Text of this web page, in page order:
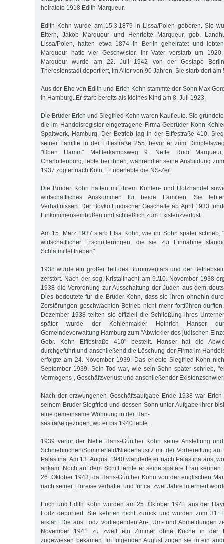
heiratete 1918 Edith Marqueur.
Edith Kohn wurde am 15.3.1879 in Lissa/Polen geboren. Sie
Eltern, Jakob Marqueur und Henriette Marqueur, geb.
Lissa/Polen, hatten etwa 1874 in Berlin geheiratet und
Marqueur hatte vier Geschwister. Ihr Vater verstarb um
Marqueur wurde am 22. Juli 1942 von der Gestapo
Theresienstadt deportiert, im Alter von 90 Jahren. Sie starb dort am
Aus der Ehe von Edith und Erich Kohn stammte der Sohn Max
in Hamburg. Er starb bereits als kleines Kind am 8. Juli 1923.
Die Brüder Erich und Siegfried Kohn waren Kaufleute. Sie
die im Handelsregister eingetragene Firma Gebrüder Kohn
Spaltwerk, Hamburg. Der Betrieb lag in der Eiffestraße 410.
seiner Familie in der Eiffestraße 255, bevor er zum
"Oben Hamm" Mettlerkampsweg 9. Neffe Rudi
Charlottenburg, lebte bei ihnen, während er seine Ausbildung
1937 zog er nach Köln. Er überlebte die NS-Zeit.
Die Brüder Kohn hatten mit ihrem Kohlen- und Holzhandel
wirtschaftliches Auskommen für beide Familien. Sie
Verhältnissen. Der Boykott jüdischer Geschäfte ab April 1933
Einkommenseinbußen und schließlich zum Existenzverlust.
Am 15. März 1937 starb Elsa Kohn, wie ihr Sohn später schrieb,
wirtschaftlicher Erschütterungen, die sie zur Einnahme
Schlafmittel trieben".
1938 wurde ein großer Teil des Büroinventars und der
zerstört. Nach der sog. Kristallnacht am 9./10. November 1938
1938 die Verordnung zur Ausschaltung der Juden aus dem
Dies bedeutete für die Brüder Kohn, dass sie ihren ohnehin
Zerstörungen geschwächten Betrieb nicht mehr fortführen
Dezember 1938 teilten sie offiziell die Schließung ihres
später wurde der Kohlenmakler Heinrich Hanser
Gemeindeverwaltung Hamburg zum "Abwickler des jüdischen
Gebr. Kohn Eiffestraße 410" bestellt. Hanser hat die
durchgeführt und anschließend die Löschung der Firma im
erfolgte am 24. November 1939. Das erlebte Siegfried Kohn
September 1939. Sein Tod war, wie sein Sohn später schrieb,
Vermögens-, Geschäftsverlust und anschließender
Nach der erzwungenen Geschäftsaufgabe Ende 1938 war
seinem Bruder Siegfried und dessen Sohn unter Aufgabe ihrer
eine gemeinsame Wohnung in der Han-
sastraße gezogen, wo er bis 1940 lebte.
1939 verlor der Neffe Hans-Günther Kohn seine Anstellung
Schniebinchen/Sommerfeld/Niederlausitz mit der Vorbereitung
Palästina. Am 13. August 1940 wanderte er nach Palästina aus,
ankam. Noch auf dem Schiff lernte er seine spätere Frau
26. Oktober 1943, da Hans-Günther Kohn von der englischen
nach seiner Einreise verhaftet und für ca. zwei Jahre interniert
Erich und Edith Kohn wurden am 25. Oktober 1941 aus der
Lodz deportiert. Sie kehrten nicht zurück und wurden zum 31.
erklärt. Die aus Lodz vorliegenden An-, Um- und Abmeldungen
November 1941 zu zweit ein Zimmer ohne Küche in der
zugewiesen bekamen. Im folgenden August zogen sie in ein